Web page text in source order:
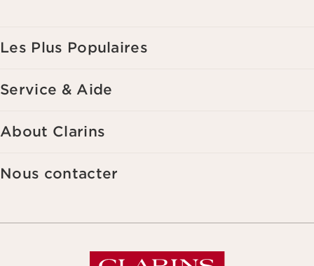
Les Plus Populaires
Service & Aide
About Clarins
Nous contacter